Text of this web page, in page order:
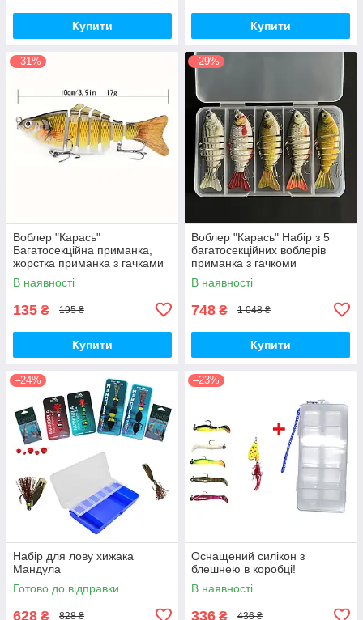
Купити Купити
–31%
Воблер "Карась"
Багатосекційна приманка,
жорстка приманка з гачками
В наявності
135 ₴ 195 ₴
Купити
–29%
Воблер "Карась" Набір з 5
багатосекційних воблерів
приманка з гачкоми
В наявності
748 ₴ 1 048 ₴
Купити
–24%
Набір для лову хижака
Мандула
Готово до відправки
628 ₴ 828 ₴
–23%
Оснащений силікон з
блешнею в коробці!
В наявності
336 ₴ 436 ₴